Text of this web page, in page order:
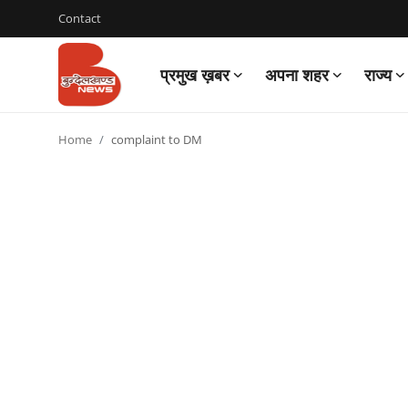
Contact
प्रमुख ख़बर अपना शहर राज्य
Login
Home complaint to DM